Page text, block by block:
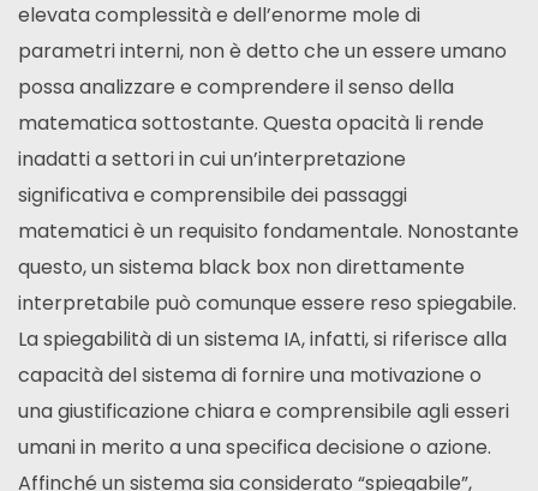
elevata complessità e dell’enorme mole di
parametri interni, non è detto che un essere umano
possa analizzare e comprendere il senso della
matematica sottostante. Questa opacità li rende
inadatti a settori in cui un’interpretazione
significativa e comprensibile dei passaggi
matematici è un requisito fondamentale. Nonostante
questo, un sistema black box non direttamente
interpretabile può comunque essere reso spiegabile.
La spiegabilità di un sistema IA, infatti, si riferisce alla
capacità del sistema di fornire una motivazione o
una giustificazione chiara e comprensibile agli esseri
umani in merito a una specifica decisione o azione.
Affinché un sistema sia considerato “spiegabile”,